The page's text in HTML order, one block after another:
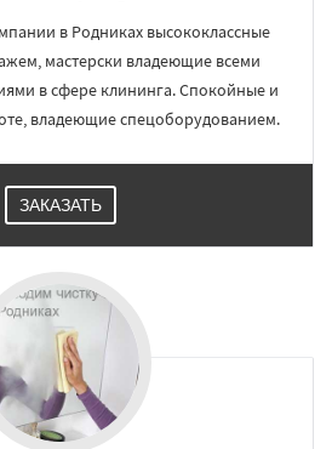
в Родниках высококлассные
мастерски владеющие всеми
в сфере клининга. Спокойные и
владеющие спецоборудованием.
ЗАКАЗАТЬ